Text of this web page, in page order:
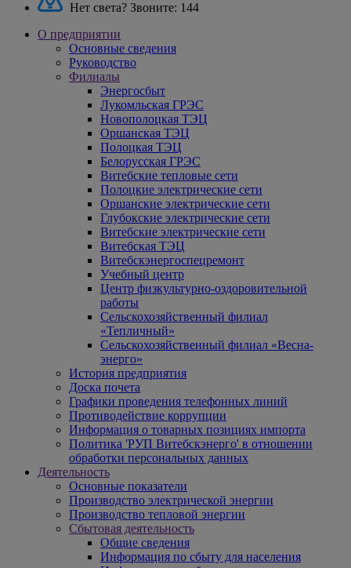
Нет света? Звоните: 144
О предприятии
Основные сведения
Руководство
Филиалы
Энергосбыт
Лукомльская ГРЭС
Новополоцкая ТЭЦ
Оршанская ТЭЦ
Полоцкая ТЭЦ
Белорусская ГРЭС
Витебские тепловые сети
Полоцкие электрические сети
Оршанские электрические сети
Глубокские электрические сети
Витебские электрические сети
Витебская ТЭЦ
Витебскэнергоспецремонт
Учебный центр
Центр физкультурно-оздоровительной
работы
Сельскохозяйственный филиал
«Тепличный»
Сельскохозяйственный филиал «Весна-
энерго»
История предприятия
Доска почета
Графики проведения телефонных линий
Противодействие коррупции
Информация о товарных позициях импорта
Политика 'РУП Витебскэнерго' в отношении
обработки персональных данных
Деятельность
Основные показатели
Производство электрической энергии
Производство тепловой энергии
Сбытовая деятельность
Общие сведения
Информация по сбыту для населения